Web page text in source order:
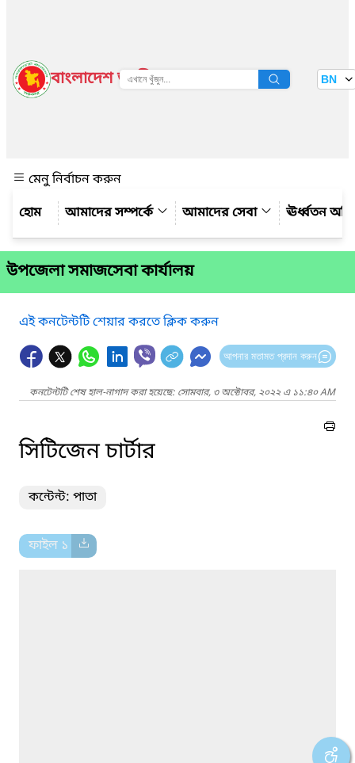
বাংলাদেশ জাতীয় তথ্য বাতায়ন BN
মেনু নির্বাচন করুন
আমাদের সম্পর্কে
আমাদের সেবা ঊর্ধ্বতন
উপজেলা সমাজসেবা কার্যালয়
এই কনটেন্টটি শেয়ার করতে ক্লিক করুন
আপনার মতামত প্রদান করুন
কনটেন্টটি শেষ হাল-নাগাদ করা হয়েছে: সোমবার, ৩ অক্টোবর, ২০২২ এ ১১:৪০ AM
সিটিজেন চার্টার
কন্টেন্ট: পাতা
ফাইল ১